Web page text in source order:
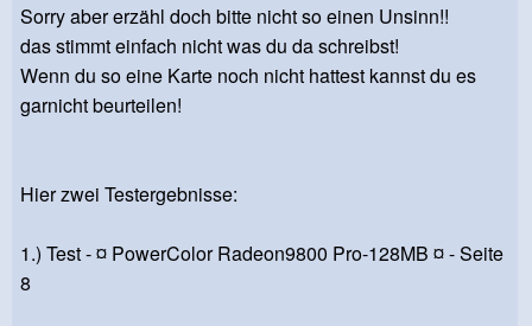
Sorry aber erzähl doch bitte nicht so einen Unsinn!!
das stimmt einfach nicht was du da schreibst!
Wenn du so eine Karte noch nicht hattest kannst du es
garnicht beurteilen!
Hier zwei Testergebnisse:
1.) Test - ¤ PowerColor Radeon9800 Pro-128MB ¤ - Seite
8